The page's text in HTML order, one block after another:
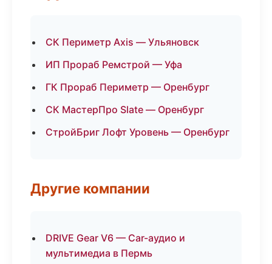
СК Периметр Axis — Ульяновск
ИП Прораб Ремстрой — Уфа
ГК Прораб Периметр — Оренбург
СК МастерПро Slate — Оренбург
СтройБриг Лофт Уровень — Оренбург
Другие компании
DRIVE Gear V6 — Car-аудио и
мультимедиа в Пермь